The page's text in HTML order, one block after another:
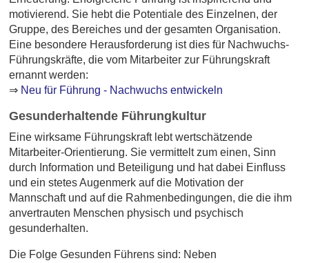
motivierend. Sie hebt die Potentiale des Einzelnen, der
Gruppe, des Bereiches und der gesamten Organisation.
Eine besondere Herausforderung ist dies für Nachwuchs-
Führungskräfte, die vom Mitarbeiter zur Führungskraft
ernannt werden:
⇒ Neu für Führung - Nachwuchs entwickeln
Gesunderhaltende Führungkultur
Eine wirksame Führungskraft lebt wertschätzende
Mitarbeiter-Orientierung. Sie vermittelt zum einen, Sinn
durch Information und Beteiligung und hat dabei Einfluss
und ein stetes Augenmerk auf die Motivation der
Mannschaft und auf die Rahmenbedingungen, die die ihm
anvertrauten Menschen physisch und psychisch
gesunderhalten.
Die Folge Gesunden Führens sind: Neben